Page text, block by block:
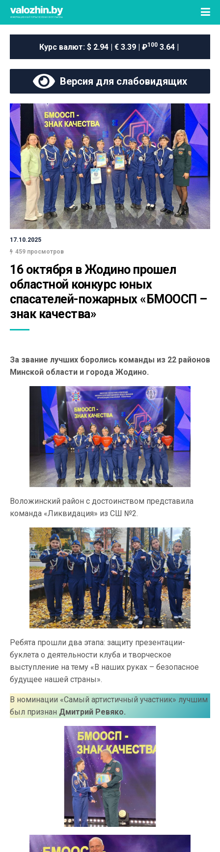
Курс валют: $ 2.94 | € 3.39 | ₽100 3.64 |
Версия для слабовидящих
17.10.2025
459 просмотров
16 октября в Жодино прошел
областной конкурс юных
спасателей-пожарных «БМООСП –
знак качества»
За звание лучших боролись команды из 22 районов
Минской области и города Жодино.
Воложинский район с достоинством представила
команда «Ликвидация» из СШ №2.
Ребята прошли два этапа: защиту презентации-
буклета о деятельности клуба и творческое
выступление на тему «В наших руках – безопасное
будущее нашей страны».
В номинации «Самый артистичный участник» лучшим
был признан Дмитрий Ревяко.